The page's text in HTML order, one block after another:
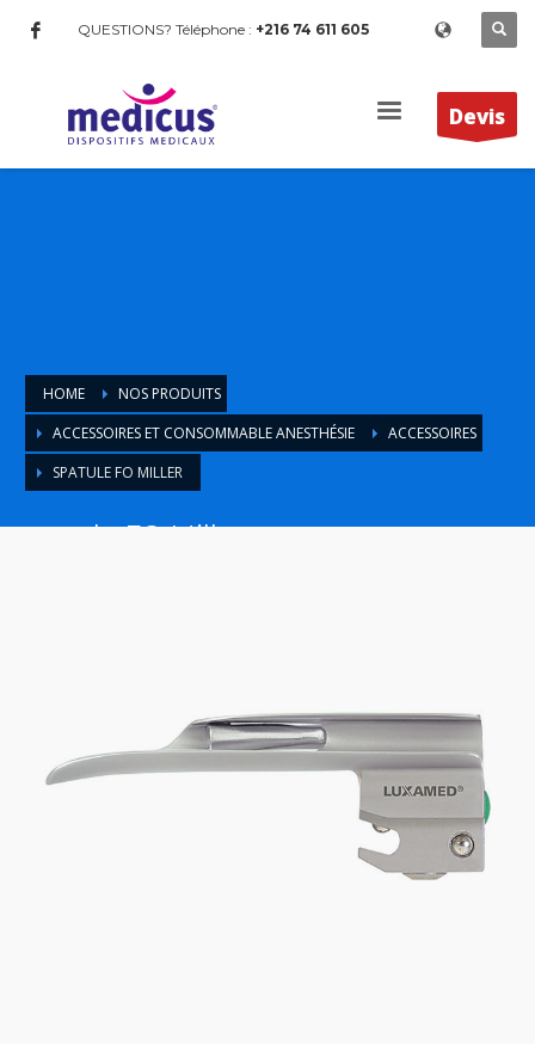
QUESTIONS? Téléphone : +216 74 611 605
Devis
HOME
NOS PRODUITS
ACCESSOIRES ET CONSOMMABLE ANESTHÉSIE
ACCESSOIRES
SPATULE FO MILLER
spatule FO Miller